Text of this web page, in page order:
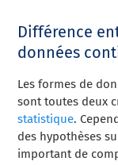
Différence
données
Les formes de
sont toutes deux
statistique.
des hypothèses
important de